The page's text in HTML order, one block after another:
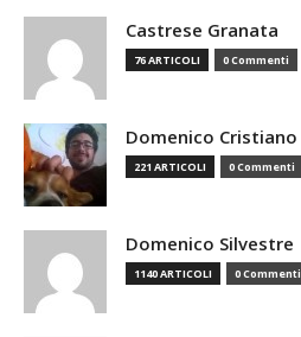
Castrese Granata
76 ARTICOLI 0 Commenti
Domenico Cristiano
221 ARTICOLI 0 Commenti
Domenico Silvestre
1140 ARTICOLI 0 Commenti